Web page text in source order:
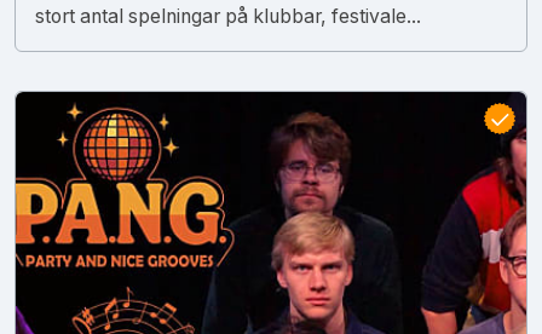
stort antal spelningar på klubbar, festivale...